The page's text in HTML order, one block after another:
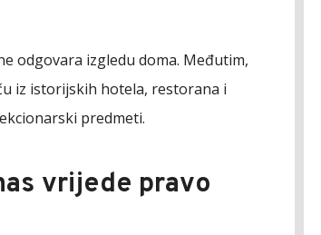
odgovara izgledu doma. Međutim,
iz istorijskih hotela, restorana i
predmeti.
vrijede pravo